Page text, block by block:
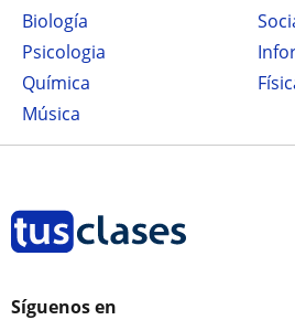
Biología
Psicologia
Química
Música
Síguenos en